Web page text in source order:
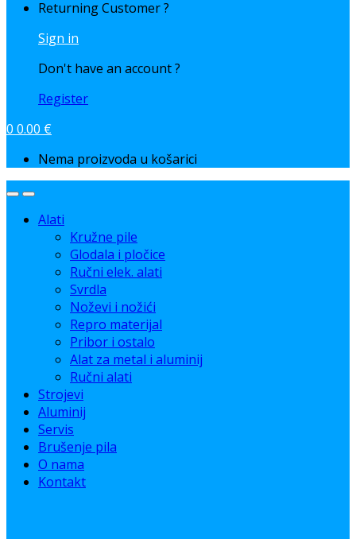
Returning Customer ?
Sign in
Don't have an account ?
Register
0 0.00 €
Nema proizvoda u košarici
Alati
Kružne pile
Glodala i pločice
Ručni elek. alati
Svrdla
Noževi i nožići
Repro materijal
Pribor i ostalo
Alat za metal i aluminij
Ručni alati
Strojevi
Aluminij
Servis
Brušenje pila
O nama
Kontakt